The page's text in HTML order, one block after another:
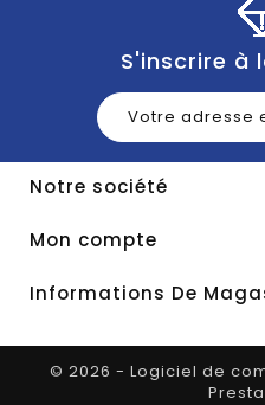
S'inscrire à
Notre société
Mon compte
Informations De
© 2026 - Logiciel de